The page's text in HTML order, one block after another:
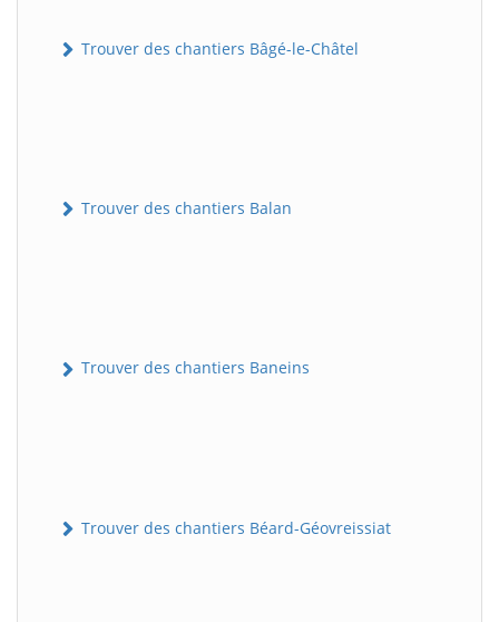
Trouver des chantiers Bâgé-le-Châtel
Trouver des chantiers Balan
Trouver des chantiers Baneins
Trouver des chantiers Béard-Géovreissiat